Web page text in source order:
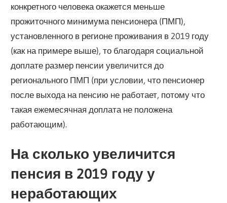
конкретного человека окажется меньше
прожиточного минимума пенсионера (ПМП),
установленного в регионе проживания в 2019 году
(как на примере выше), то благодаря социальной
доплате размер пенсии увеличится до
регионального ПМП (при условии, что пенсионер
после выхода на пенсию не работает, потому что
такая ежемесячная доплата не положена
работающим).
На сколько увеличится
пенсия в 2019 году у
неработающих